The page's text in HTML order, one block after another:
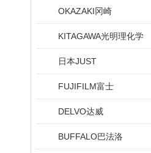
OKAZAKI冈崎
KITAGAWA光明理化学
日本JUST
FUJIFILM富士
DELVO达威
BUFFALO巴法洛